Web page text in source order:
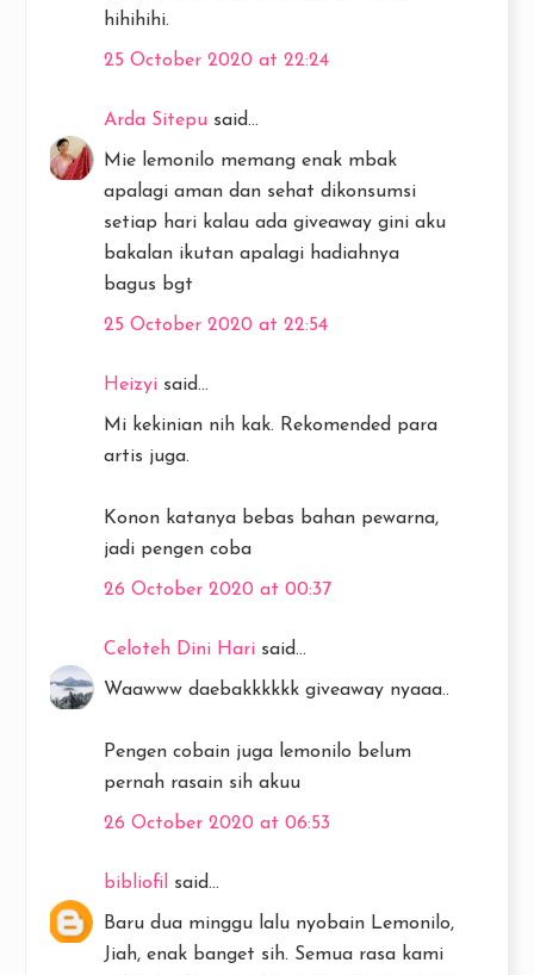
hihihihi.
25 October 2020 at 22:24
Arda Sitepu said...
Mie lemonilo memang enak mbak
apalagi aman dan sehat dikonsumsi
setiap hari kalau ada giveaway gini aku
bakalan ikutan apalagi hadiahnya
bagus bgt
25 October 2020 at 22:54
Heizyi said...
Mi kekinian nih kak. Rekomended para
artis juga.
Konon katanya bebas bahan pewarna,
jadi pengen coba
26 October 2020 at 00:37
Celoteh Dini Hari said...
Waawww daebakkkkkk giveaway nyaaa..
Pengen cobain juga lemonilo belum
pernah rasain sih akuu
26 October 2020 at 06:53
bibliofil said...
Baru dua minggu lalu nyobain Lemonilo,
Jiah, enak banget sih. Semua rasa kami